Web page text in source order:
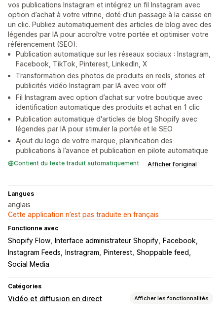
vos publications Instagram et intégrez un fil Instagram avec
option d’achat à votre vitrine, doté d'un passage à la caisse en
un clic. Publiez automatiquement des articles de blog avec des
légendes par IA pour accroître votre portée et optimiser votre
référencement (SEO).
Publication automatique sur les réseaux sociaux : Instagram,
Facebook, TikTok, Pinterest, LinkedIn, X
Transformation des photos de produits en reels, stories et
publicités vidéo Instagram par IA avec voix off
Fil Instagram avec option d’achat sur votre boutique avec
identification automatique des produits et achat en 1 clic
Publication automatique d'articles de blog Shopify avec
légendes par IA pour stimuler la portée et le SEO
Ajout du logo de votre marque, planification des
publications à l’avance et publication en pilote automatique
Contient du texte traduit automatiquement Afficher l’original
Langues
anglais
Cette application n’est pas traduite en français
Fonctionne avec
Shopify Flow Interface administrateur Shopify
Facebook
Instagram Feeds
Instragram Pinterest Shoppable feed
Social Media
Catégories
Vidéo et diffusion en direct Afficher les fonctionnalités